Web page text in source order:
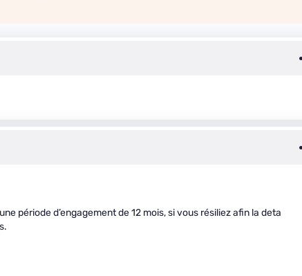
période d’engagement de 12 mois, si vous résiliez afin la deta